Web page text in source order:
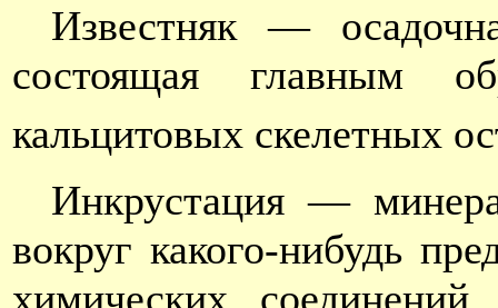
Известняк —
состоящая главным
кальцитовых скелетных
Инкрустация —
вокруг какого-нибудь
химических